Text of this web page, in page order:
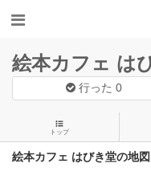
絵本カフェ は
行った0
トップ
絵本カフェ はびき堂の地図